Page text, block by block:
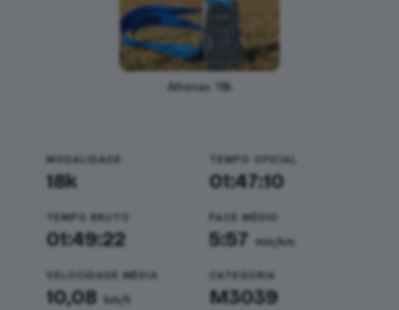
Athenas 18k
MODALIDADE
18k
TEMPO OFICIAL
01:47:10
TEMPO BRUTO
01:49:22
PACE MÉDIO
5:57 min/km
VELOCIDADE MÉDIA
10,08 km/h
CATEGORIA
M3039